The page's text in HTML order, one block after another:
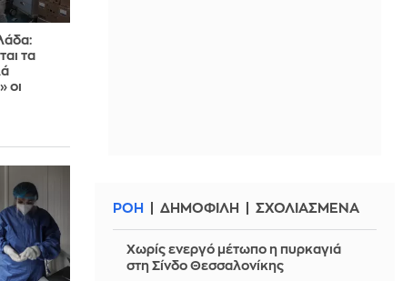
τα
οι
ΡΟΗ ΔΗΜΟΦΙΛΗ ΣΧΟΛΙΑΣΜΕΝΑ
Χωρίς ενεργό μέτωπο η πυρκαγιά
στη Σίνδο Θεσσαλονίκης